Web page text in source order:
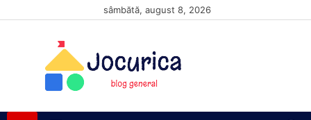
sâmbătă, august 8, 2026
Jocurică blog